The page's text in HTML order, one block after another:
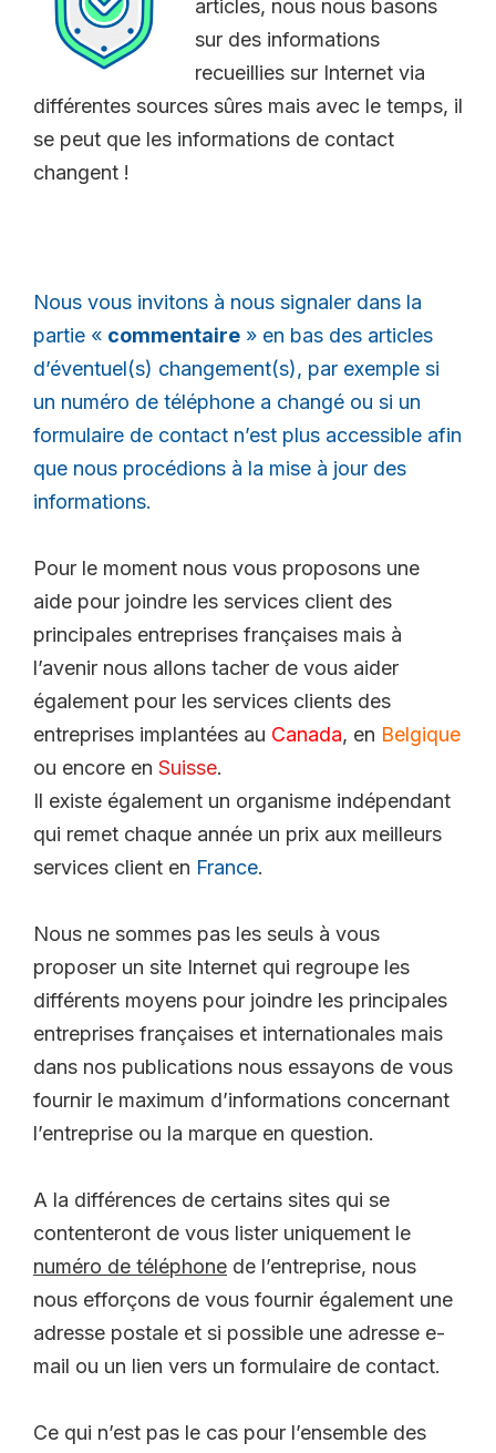
articles, nous nous basons
sur des informations
recueillies sur Internet via
différentes sources sûres mais avec le temps, il
se peut que les informations de contact
changent !
Nous vous invitons à nous signaler dans la
partie « commentaire » en bas des articles
d’éventuel(s) changement(s), par exemple si
un numéro de téléphone a changé ou si un
formulaire de contact n’est plus accessible afin
que nous procédions à la mise à jour des
informations.
Pour le moment nous vous proposons une
aide pour joindre les services client des
principales entreprises françaises mais à
l’avenir nous allons tacher de vous aider
également pour les services clients des
entreprises implantées au Canada, en Belgique
ou encore en Suisse.
Il existe également un organisme indépendant
qui remet chaque année un prix aux meilleurs
services client en France.
Nous ne sommes pas les seuls à vous
proposer un site Internet qui regroupe les
différents moyens pour joindre les principales
entreprises françaises et internationales mais
dans nos publications nous essayons de vous
fournir le maximum d’informations concernant
l’entreprise ou la marque en question.
A la différences de certains sites qui se
contenteront de vous lister uniquement le
numéro de téléphone de l’entreprise, nous
nous efforçons de vous fournir également une
adresse postale et si possible une adresse e-
mail ou un lien vers un formulaire de contact.
Ce qui n’est pas le cas pour l’ensemble des